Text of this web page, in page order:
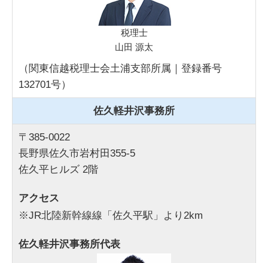
税理士
山田 源太
（関東信越税理士会土浦支部所属｜登録番号
132701号）
佐久軽井沢事務所
〒385-0022
長野県佐久市岩村田355-5
佐久平ヒルズ 2階
アクセス
※JR北陸新幹線線「佐久平駅」より2km
佐久軽井沢事務所代表